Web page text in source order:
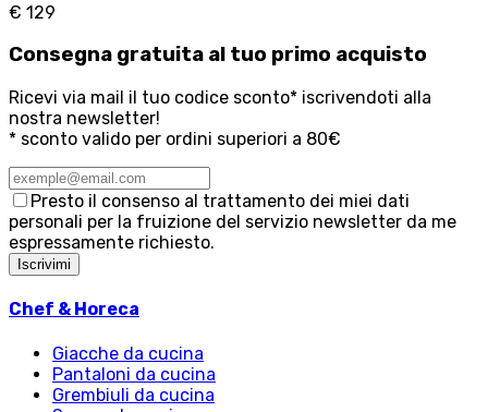
€ 129
Consegna gratuita al tuo primo acquisto
Ricevi via mail il tuo codice sconto* iscrivendoti alla
nostra newsletter!
* sconto valido per ordini superiori a 80€
Presto il consenso al trattamento dei miei dati
personali per la fruizione del servizio newsletter da me
espressamente richiesto.
Iscrivimi
Chef & Horeca
Giacche da cucina
Pantaloni da cucina
Grembiuli da cucina